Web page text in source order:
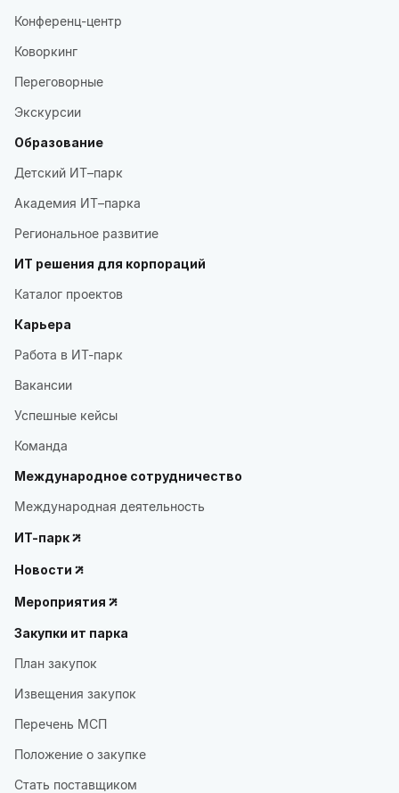
Конференц-центр
Коворкинг
Переговорные
Экскурсии
Образование
Детский ИТ–парк
Академия ИТ–парка
Региональное развитие
ИТ решения для корпораций
Каталог проектов
Карьера
Работа в ИТ-парк
Вакансии
Успешные кейсы
Команда
Международное сотрудничество
Международная деятельность
ИТ-парк
Новости
Мероприятия
Закупки ит парка
План закупок
Извещения закупок
Перечень МСП
Положение о закупке
Стать поставщиком